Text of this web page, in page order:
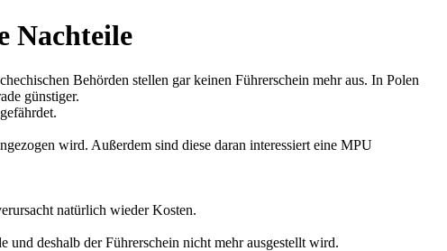
Nachteile
Behörden stellen gar keinen Führerschein mehr aus. In Polen
günstiger.
wird. Außerdem sind diese daran interessiert eine MPU
natürlich wieder Kosten.
und deshalb der Führerschein nicht mehr ausgestellt wird.